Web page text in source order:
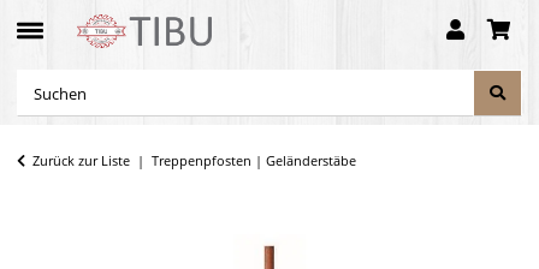
Zurück zur Liste Treppenpfosten | Geländerstäbe